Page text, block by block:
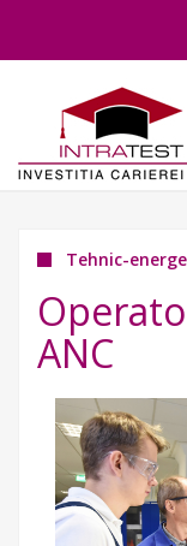
Tehnic-
ANC